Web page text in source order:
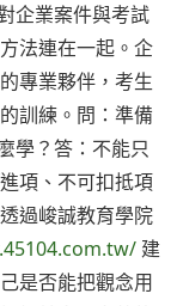
企業案件與考試
法連在一起。企
專業夥伴，考生
訓練。問：準備
學？答：不能只
項、不可扣抵項
過峻誠教育學院
建
是否能把觀念用